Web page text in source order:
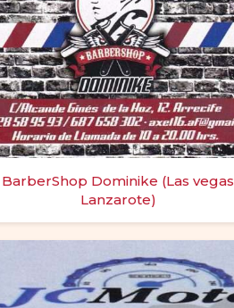
BarberShop Dominike (Las vegas
Lanzarote)